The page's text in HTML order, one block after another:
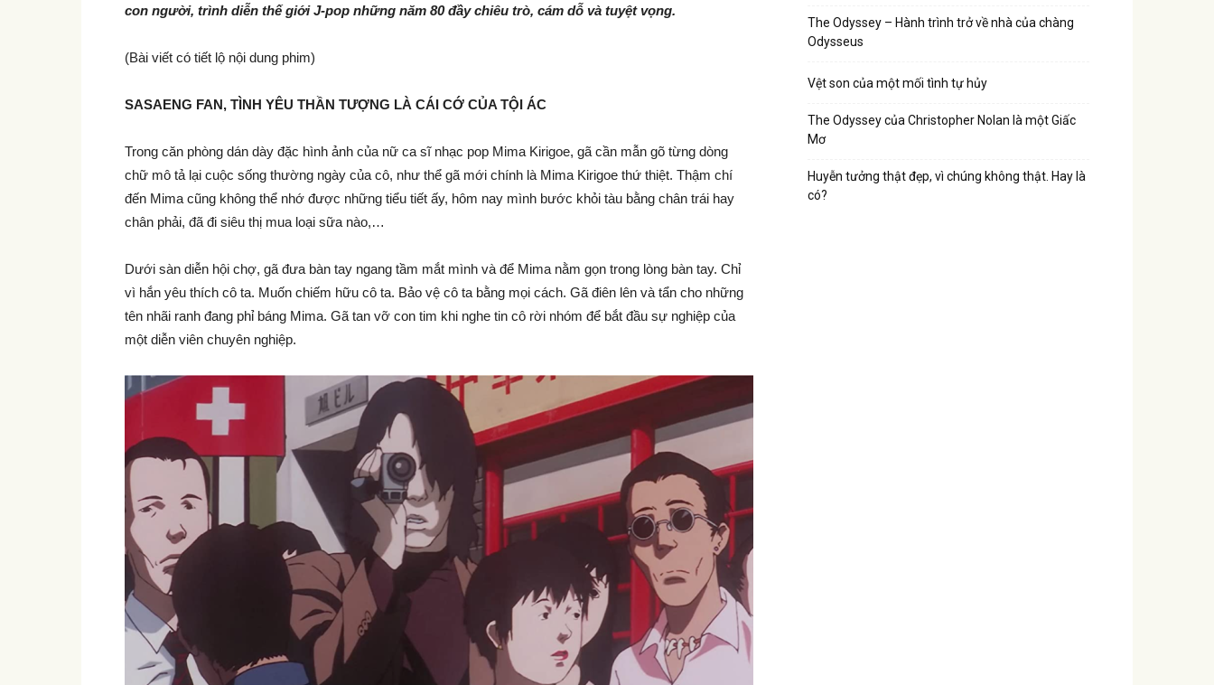
con người, trình diễn thế giới J-pop những năm 80 đầy chiêu trò, cám dỗ và tuyệt vọng.
(Bài viết có tiết lộ nội dung phim)
SASAENG FAN, TÌNH YÊU THẦN TƯỢNG LÀ CÁI CỚ CỦA TỘI ÁC
Trong căn phòng dán dày đặc hình ảnh của nữ ca sĩ nhạc pop Mima Kirigoe, gã cần mẫn gõ từng dòng
chữ mô tả lại cuộc sống thường ngày của cô, như thể gã mới chính là Mima Kirigoe thứ thiệt. Thậm chí
đến Mima cũng không thể nhớ được những tiểu tiết ấy, hôm nay mình bước khỏi tàu bằng chân trái hay
chân phải, đã đi siêu thị mua loại sữa nào,…
Dưới sàn diễn hội chợ, gã đưa bàn tay ngang tầm mắt mình và để Mima nằm gọn trong lòng bàn tay. Chỉ
vì hắn yêu thích cô ta. Muốn chiếm hữu cô ta. Bảo vệ cô ta bằng mọi cách. Gã điên lên và tẩn cho những
tên nhãi ranh đang phỉ báng Mima. Gã tan vỡ con tim khi nghe tin cô rời nhóm để bắt đầu sự nghiệp của
một diễn viên chuyên nghiệp.
The Odyssey – Hành trình trở về nhà của chàng
Odysseus
Vệt son của một mối tình tự hủy
The Odyssey của Christopher Nolan là một Giấc
Mơ
Huyễn tưởng thật đẹp, vì chúng không thật. Hay là
có?